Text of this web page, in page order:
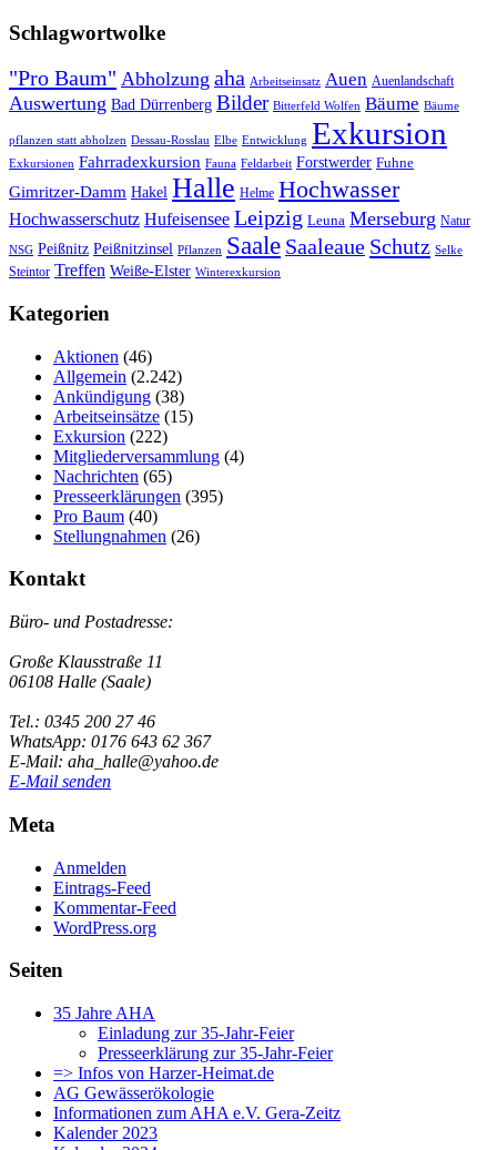
Schlagwortwolke
"Pro Baum" Abholzung aha Arbeitseinsatz Auen Auenlandschaft
Auswertung Bad Dürrenberg Bilder Bitterfeld Wolfen Bäume Bäume
pflanzen statt abholzen Dessau-Rosslau Elbe Entwicklung Exkursion
Exkursionen Fahrradexkursion Fauna Feldarbeit Forstwerder Fuhne
Gimritzer-Damm Hakel Halle Helme Hochwasser
Hochwasserschutz Hufeisensee Leipzig Leuna Merseburg Natur
NSG Peißnitz Peißnitzinsel Pflanzen Saale Saaleaue Schutz Selke
Steintor Treffen Weiße-Elster Winterexkursion
Kategorien
Aktionen (46)
Allgemein (2.242)
Ankündigung (38)
Arbeitseinsätze (15)
Exkursion (222)
Mitgliederversammlung (4)
Nachrichten (65)
Presseerklärungen (395)
Pro Baum (40)
Stellungnahmen (26)
Kontakt
Büro- und Postadresse:
Große Klausstraße 11
06108 Halle (Saale)
Tel.: 0345 200 27 46
WhatsApp: 0176 643 62 367
E-Mail: aha_halle@yahoo.de
E-Mail senden
Meta
Anmelden
Eintrags-Feed
Kommentar-Feed
WordPress.org
Seiten
35 Jahre AHA
Einladung zur 35-Jahr-Feier
Presseerklärung zur 35-Jahr-Feier
=> Infos von Harzer-Heimat.de
AG Gewässerökologie
Informationen zum AHA e.V. Gera-Zeitz
Kalender 2023